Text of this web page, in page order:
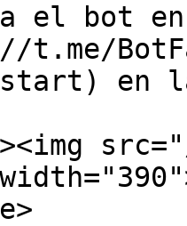
el bot en
t.me/
en